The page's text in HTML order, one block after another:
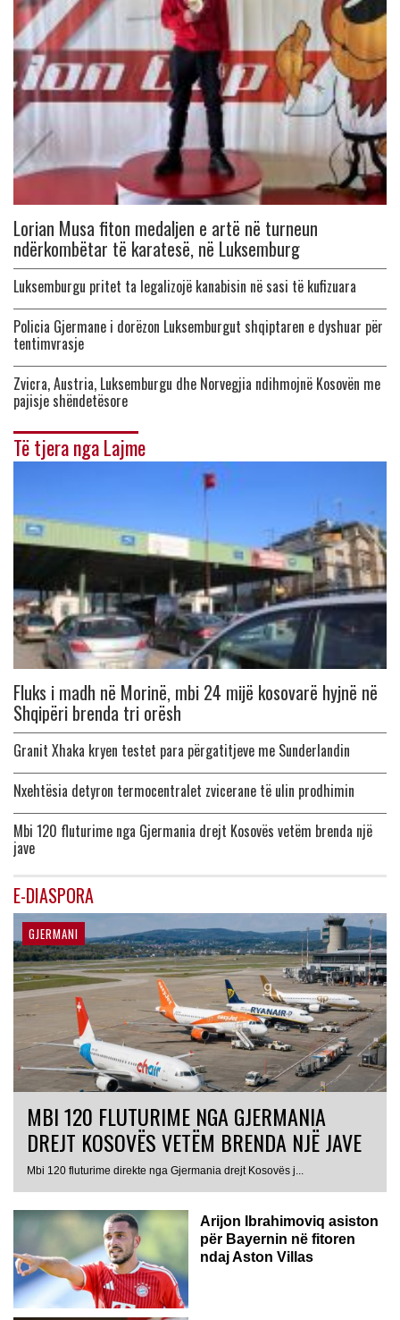
Lorian Musa fiton medaljen e artë në turneun
ndërkombëtar të karatesë, në Luksemburg
Luksemburgu pritet ta legalizojë kanabisin në sasi të kufizuara
Policia Gjermane i dorëzon Luksemburgut shqiptaren e dyshuar për
tentimvrasje
Zvicra, Austria, Luksemburgu dhe Norvegjia ndihmojnë Kosovën me
pajisje shëndetësore
Të tjera nga Lajme
Fluks i madh në Morinë, mbi 24 mijë kosovarë hyjnë në
Shqipëri brenda tri orësh
Granit Xhaka kryen testet para përgatitjeve me Sunderlandin
Nxehtësia detyron termocentralet zvicerane të ulin prodhimin
Mbi 120 fluturime nga Gjermania drejt Kosovës vetëm brenda një
jave
E-DIASPORA
GJERMANI
MBI 120 FLUTURIME NGA GJERMANIA
DREJT KOSOVËS VETËM BRENDA NJË JAVE
Mbi 120 fluturime direkte nga Gjermania drejt Kosovës j...
Arijon Ibrahimoviq asiston
për Bayernin në fitoren
ndaj Aston Villas
ZVICËR